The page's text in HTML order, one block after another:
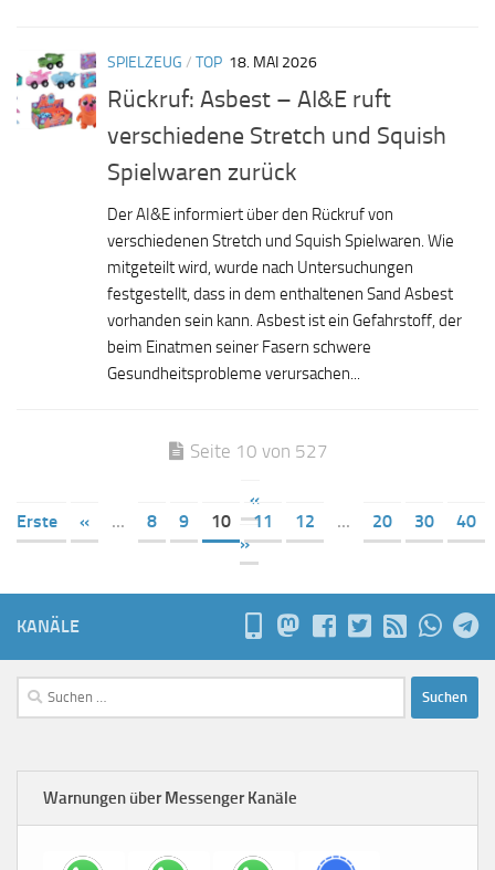
SPIELZEUG / TOP 18. MAI 2026
Rückruf: Asbest – AI&E ruft
verschiedene Stretch und Squish
Spielwaren zurück
Der AI&E informiert über den Rückruf von
verschiedenen Stretch und Squish Spielwaren. Wie
mitgeteilt wird, wurde nach Untersuchungen
festgestellt, dass in dem enthaltenen Sand Asbest
vorhanden sein kann. Asbest ist ein Gefahrstoff, der
beim Einatmen seiner Fasern schwere
Gesundheitsprobleme verursachen...
Seite 10 von 527
«
Erste
« ... 8 9 10 11 12 ... 20 30
40
»
KANÄLE
Suchen
nach:
Warnungen über Messenger Kanäle